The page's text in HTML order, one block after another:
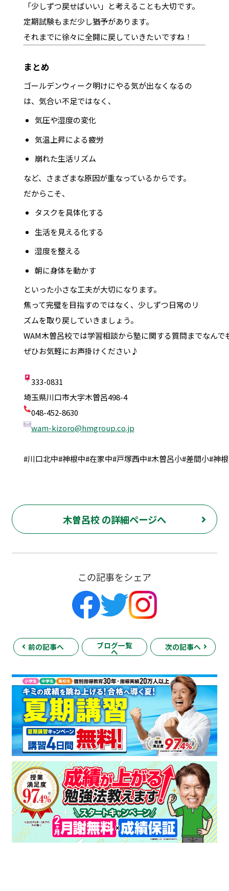
「少しずつ戻せばいい」と考えることも大切です。
定期試験もまだ少し猶予があります。
それまでに徐々に全開に戻していきたいですね！
まとめ
ゴールデンウィーク明けにやる気が出なくなるの
は、気合い不足ではなく、
気圧や湿度の変化
気温上昇による疲労
崩れた生活リズム
など、さまざまな原因が重なっているからです。
だからこそ、
タスクを具体化する
生活を見える化する
湿度を整える
朝に身体を動かす
といった小さな工夫が大切になります。
焦って完璧を目指すのではなく、少しずつ日常のリ
ズムを取り戻していきましょう。
WAM木曽呂校では学習相談から塾に関する質問までなん
ぜひお気軽にお声掛けください♪
333-0831
埼玉県川口市大字木曽呂498-4
wam-kizoro@hmgroup.co.jp
#川口北中#神根中#在家中#戸塚西中#木曽呂小#差間小#神
木曽呂校 の詳細ページへ
この記事をシェア
前の記事へ ブログ一覧
へ
次の記事へ